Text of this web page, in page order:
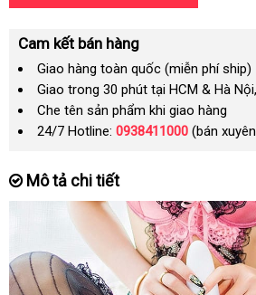
Cam kết bán hàng
Giao hàng toàn quốc (miễn phí ship)
Giao trong 30 phút tại HCM & Hà
Che tên sản phẩm khi giao hàng
24/7 Hotline: 0938411000 (bán
Mô tả chi tiết